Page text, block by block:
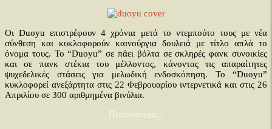
Οι Duoyu επιστρέφουν 4 χρόνια μετά το ντεμπούτο τους με νέα
σύνθεση και κυκλοφορούν καινούργια δουλειά με τίτλο απλά το
όνομα τους. Το “Duoyu” σε πάει βόλτα σε σκληρές φανκ συνοικίες
και σε πανκ στέκια του μέλλοντος, κάνοντας τις απαραίτητες
ψυχεδελικές στάσεις για μελωδική ενδοσκόπηση. Το “Duoyu”
κυκλοφορεί ανεξάρτητα στις 22 Φεβρουαρίου ιντερνετικά και στις 26
Απριλίου σε 300 αριθμημένα βινύλια.
Περισσότερα...